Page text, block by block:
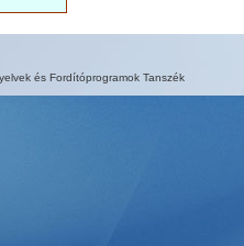
és Fordítóprogramok Tanszék